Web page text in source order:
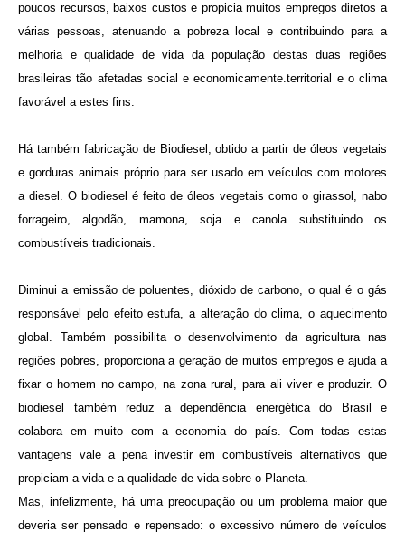
poucos recursos, baixos custos e propicia muitos empregos diretos a
várias pessoas, atenuando a pobreza local e contribuindo para a
melhoria e qualidade de vida da população destas duas regiões
brasileiras tão afetadas social e economicamente.territorial e o clima
favorável a estes fins.
Há também fabricação de Biodiesel, obtido a partir de óleos vegetais
e gorduras animais próprio para ser usado em veículos com motores
a diesel. O biodiesel é feito de óleos vegetais como o girassol, nabo
forrageiro, algodão, mamona, soja e canola substituindo os
combustíveis tradicionais.
Diminui a emissão de poluentes, dióxido de carbono, o qual é o gás
responsável pelo efeito estufa, a alteração do clima, o aquecimento
global. Também possibilita o desenvolvimento da agricultura nas
regiões pobres, proporciona a geração de muitos empregos e ajuda a
fixar o homem no campo, na zona rural, para ali viver e produzir. O
biodiesel também reduz a dependência energética do Brasil e
colabora em muito com a economia do país. Com todas estas
vantagens vale a pena investir em combustíveis alternativos que
propiciam a vida e a qualidade de vida sobre o Planeta.
Mas, infelizmente, há uma preocupação ou um problema maior que
deveria ser pensado e repensado: o excessivo número de veículos